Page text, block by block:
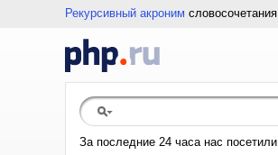
Рекурсивный акроним словосочетания
За последние 24 часа нас посетили